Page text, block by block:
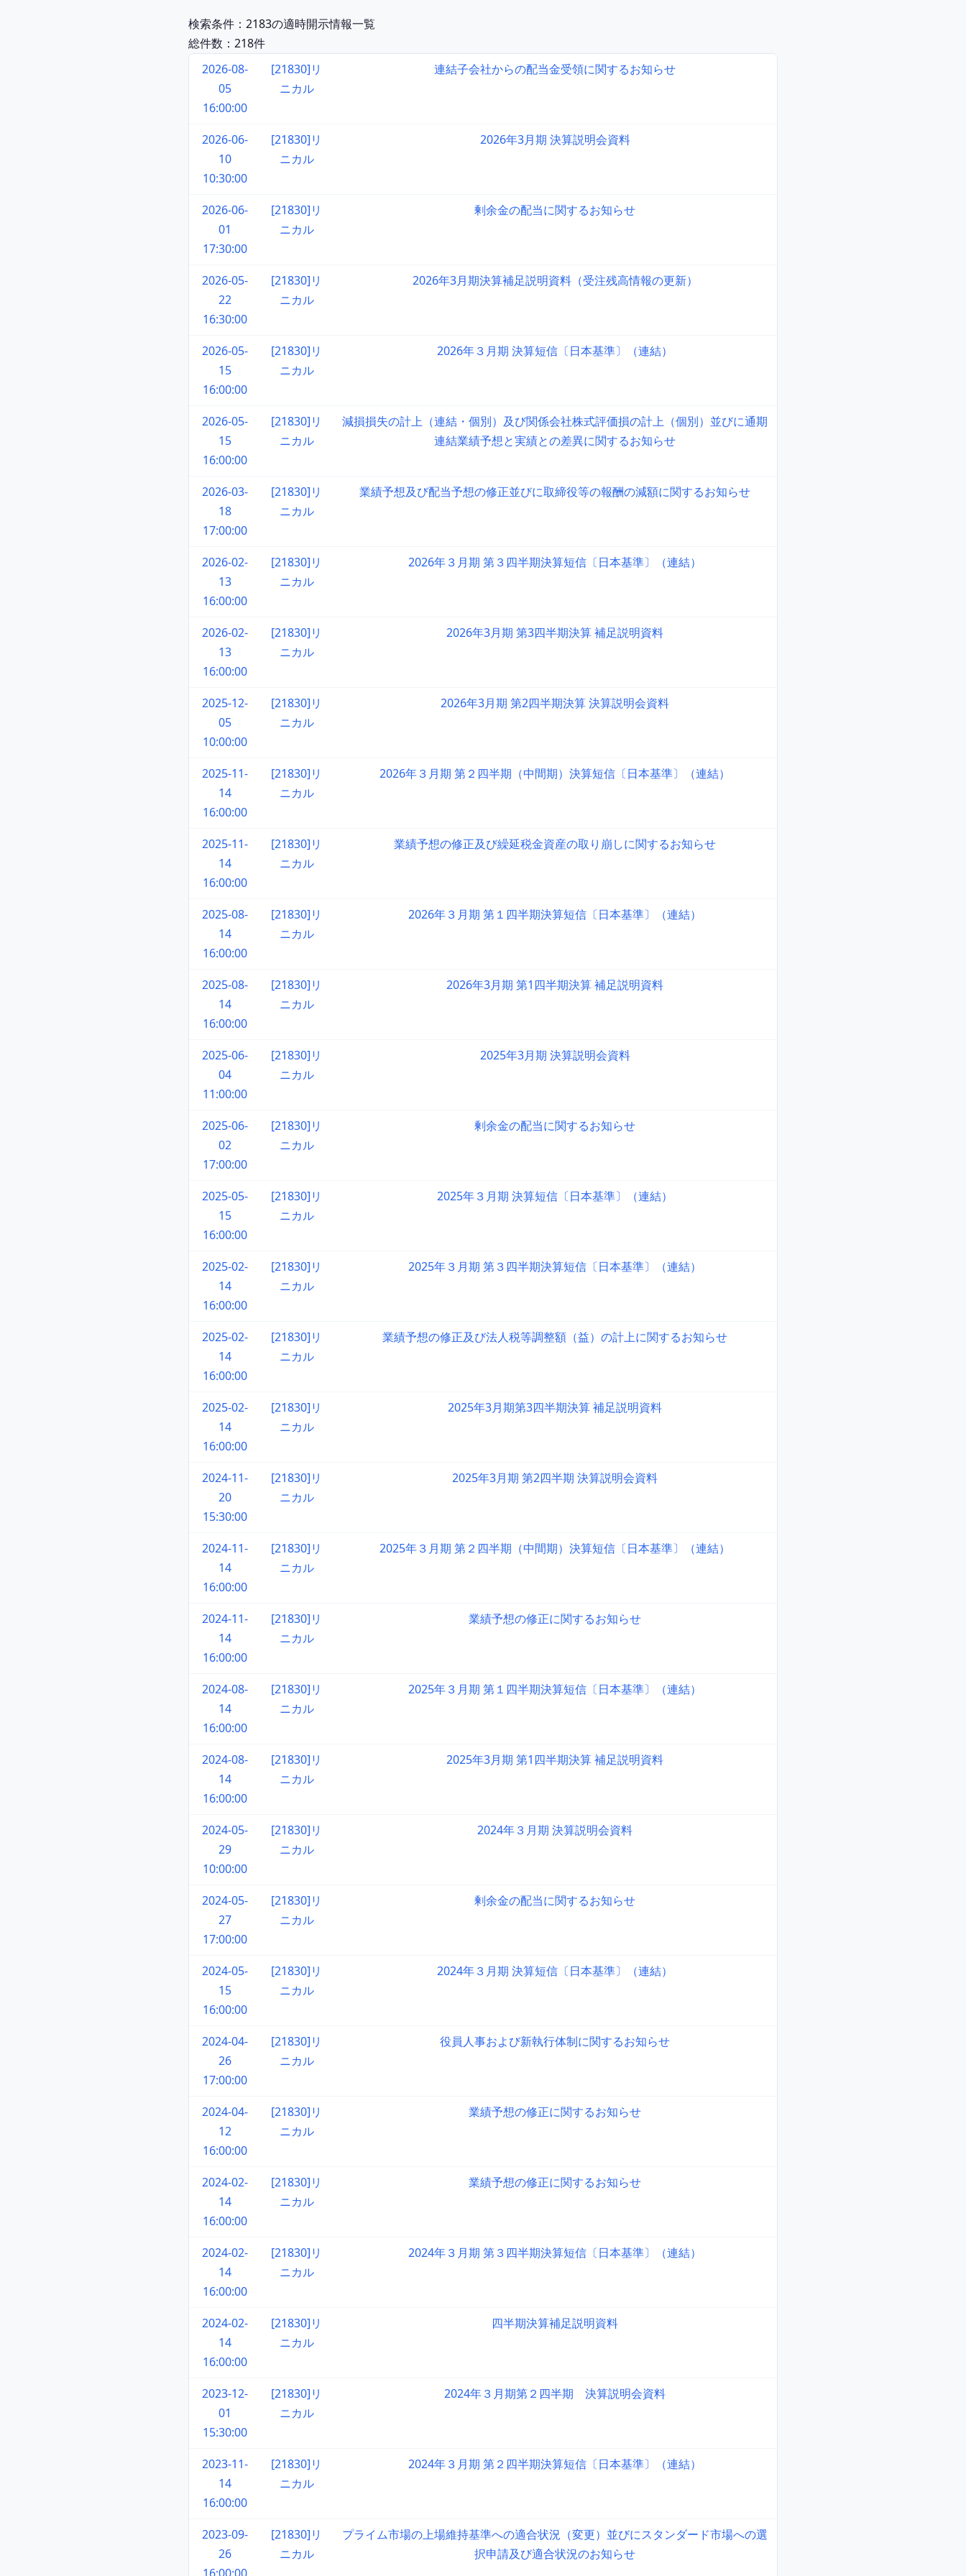
検索条件：2183の適時開示情報一覧
総件数：218件
2026-08-
05
16:00:00
[21830]リ
ニカル
連結子会社からの配当金受領に関するお知らせ
2026-06-
10
10:30:00
[21830]リ
ニカル
2026年3月期 決算説明会資料
2026-06-
01
17:30:00
[21830]リ
ニカル
剰余金の配当に関するお知らせ
2026-05-
22
16:30:00
[21830]リ
ニカル
2026年3月期決算補足説明資料（受注残高情報の更新）
2026-05-
15
16:00:00
[21830]リ
ニカル
2026年３月期 決算短信〔日本基準〕（連結）
2026-05-
15
16:00:00
[21830]リ
ニカル
減損損失の計上（連結・個別）及び関係会社株式評価損の計上（個別）並びに通期
連結業績予想と実績との差異に関するお知らせ
2026-03-
18
17:00:00
[21830]リ
ニカル
業績予想及び配当予想の修正並びに取締役等の報酬の減額に関するお知らせ
2026-02-
13
16:00:00
[21830]リ
ニカル
2026年３月期 第３四半期決算短信〔日本基準〕（連結）
2026-02-
13
16:00:00
[21830]リ
ニカル
2026年3月期 第3四半期決算 補足説明資料
2025-12-
05
10:00:00
[21830]リ
ニカル
2026年3月期 第2四半期決算 決算説明会資料
2025-11-
14
16:00:00
[21830]リ
ニカル
2026年３月期 第２四半期（中間期）決算短信〔日本基準〕（連結）
2025-11-
14
16:00:00
[21830]リ
ニカル
業績予想の修正及び繰延税金資産の取り崩しに関するお知らせ
2025-08-
14
16:00:00
[21830]リ
ニカル
2026年３月期 第１四半期決算短信〔日本基準〕（連結）
2025-08-
14
16:00:00
[21830]リ
ニカル
2026年3月期 第1四半期決算 補足説明資料
2025-06-
04
11:00:00
[21830]リ
ニカル
2025年3月期 決算説明会資料
2025-06-
02
17:00:00
[21830]リ
ニカル
剰余金の配当に関するお知らせ
2025-05-
15
16:00:00
[21830]リ
ニカル
2025年３月期 決算短信〔日本基準〕（連結）
2025-02-
14
16:00:00
[21830]リ
ニカル
2025年３月期 第３四半期決算短信〔日本基準〕（連結）
2025-02-
14
16:00:00
[21830]リ
ニカル
業績予想の修正及び法人税等調整額（益）の計上に関するお知らせ
2025-02-
14
16:00:00
[21830]リ
ニカル
2025年3月期第3四半期決算 補足説明資料
2024-11-
20
15:30:00
[21830]リ
ニカル
2025年3月期 第2四半期 決算説明会資料
2024-11-
14
16:00:00
[21830]リ
ニカル
2025年３月期 第２四半期（中間期）決算短信〔日本基準〕（連結）
2024-11-
14
16:00:00
[21830]リ
ニカル
業績予想の修正に関するお知らせ
2024-08-
14
16:00:00
[21830]リ
ニカル
2025年３月期 第１四半期決算短信〔日本基準〕（連結）
2024-08-
14
16:00:00
[21830]リ
ニカル
2025年3月期 第1四半期決算 補足説明資料
2024-05-
29
10:00:00
[21830]リ
ニカル
2024年３月期 決算説明会資料
2024-05-
27
17:00:00
[21830]リ
ニカル
剰余金の配当に関するお知らせ
2024-05-
15
16:00:00
[21830]リ
ニカル
2024年３月期 決算短信〔日本基準〕（連結）
2024-04-
26
17:00:00
[21830]リ
ニカル
役員人事および新執行体制に関するお知らせ
2024-04-
12
16:00:00
[21830]リ
ニカル
業績予想の修正に関するお知らせ
2024-02-
14
16:00:00
[21830]リ
ニカル
業績予想の修正に関するお知らせ
2024-02-
14
16:00:00
[21830]リ
ニカル
2024年３月期 第３四半期決算短信〔日本基準〕（連結）
2024-02-
14
16:00:00
[21830]リ
ニカル
四半期決算補足説明資料
2023-12-
01
15:30:00
[21830]リ
ニカル
2024年３月期第２四半期 決算説明会資料
2023-11-
14
16:00:00
[21830]リ
ニカル
2024年３月期 第２四半期決算短信〔日本基準〕（連結）
2023-09-
26
[21830]リ
ニカル
プライム市場の上場維持基準への適合状況（変更）並びにスタンダード市場への選
択申請及び適合状況のお知らせ